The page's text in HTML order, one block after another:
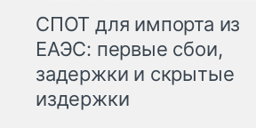
СПОТ для импорта из
ЕАЭС: первые сбои,
задержки и скрытые
издержки